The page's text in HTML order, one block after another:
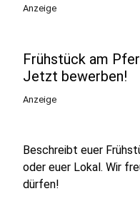
Anzeige
Frühstück am
Jetzt bewerben!
Anzeige
Beschreibt euer
oder euer Lokal. Wir
dürfen!